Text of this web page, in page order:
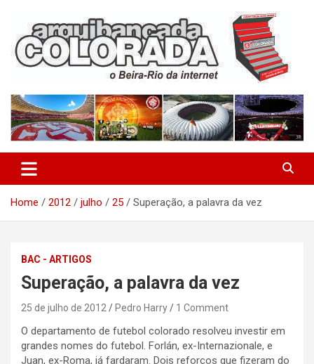
content
Arquibancada Colorada
Home 2012 julho 25 Superação, a palavra da vez
BAC - ARTIGOS
Superação, a palavra da vez
25 de julho de 2012 Pedro Harry 1 Comment
O departamento de futebol colorado resolveu investir em
grandes nomes do futebol. Forlán, ex-Internazionale, e
Juan, ex-Roma, já fardaram. Dois reforços que fizeram do